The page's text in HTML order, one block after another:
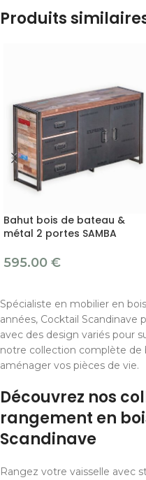
Produits
Bahut bois de bateau &
métal 2 portes SAMBA
595.00 €
Spécialiste en mobilier en
années, Cocktail Scandinave
avec des design variés pour
notre collection complète de
aménager vos pièces de vie.
Découvrez nos
rangement en
Scandinave
Rangez votre vaisselle avec